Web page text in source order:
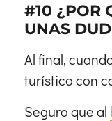
#10 ¿POR
UNAS
Al final,
turístico con
Seguro que al